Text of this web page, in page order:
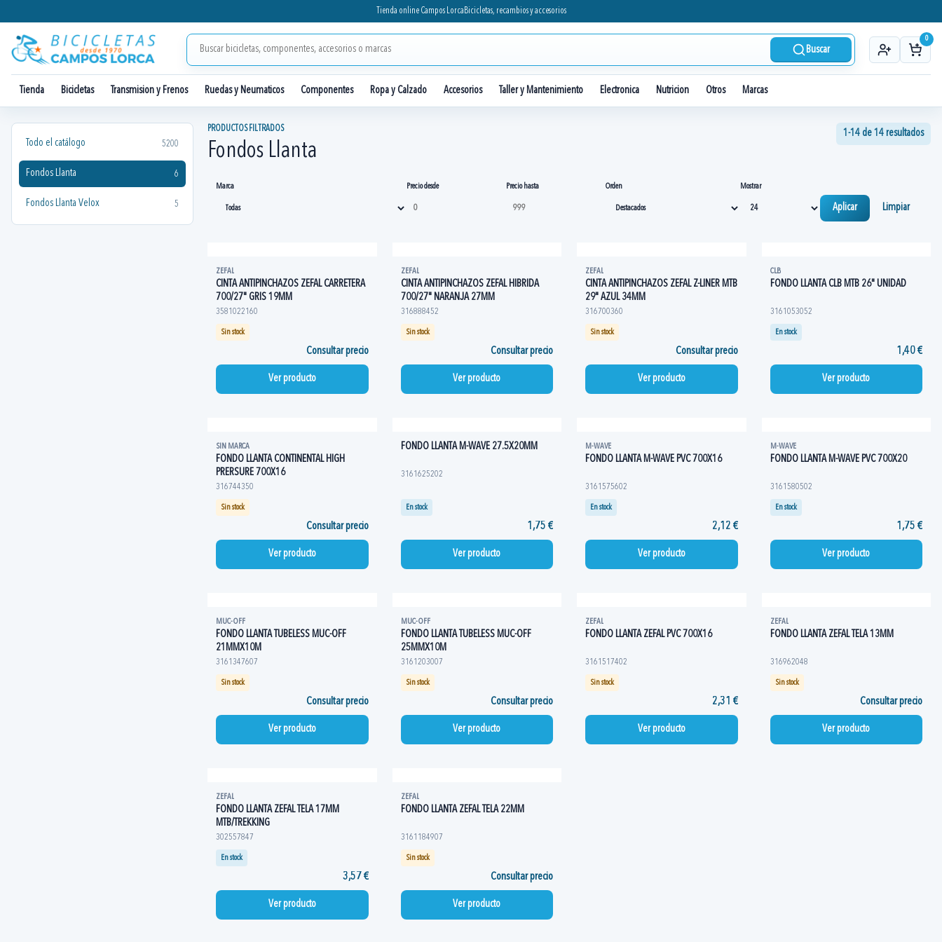
Tienda online Campos Lorca Bicicletas, recambios y accesorios
Buscar
0
Tienda Bicicletas Transmision y Frenos Ruedas y Neumaticos Componentes Ropa y Calzado Accesorios Taller y Mantenimiento Electronica Nutricion Otros Marcas
Todo el catálogo 5200
Fondos Llanta 6
Fondos Llanta Velox 5
PRODUCTOS FILTRADOS
Fondos Llanta
1-14 de 14 resultados
Marca Precio desde Precio hasta Orden Mostrar
Aplicar Limpiar
ZEFAL
CINTA ANTIPINCHAZOS ZEFAL CARRETERA
700/27" GRIS 19MM
3581022160
Sin stock
Consultar precio
Ver producto
ZEFAL
CINTA ANTIPINCHAZOS ZEFAL HIBRIDA
700/27" NARANJA 27MM
316888452
Sin stock
Consultar precio
Ver producto
ZEFAL
CINTA ANTIPINCHAZOS ZEFAL Z-LINER MTB
29" AZUL 34MM
316700360
Sin stock
Consultar precio
Ver producto
CLB
FONDO LLANTA CLB MTB 26" UNIDAD
3161053052
En stock
1,40 €
Ver producto
SIN MARCA
FONDO LLANTA CONTINENTAL HIGH
PRERSURE 700X16
316744350
Sin stock
Consultar precio
Ver producto
FONDO LLANTA M-WAVE 27.5X20MM
3161625202
En stock
1,75 €
Ver producto
M-WAVE
FONDO LLANTA M-WAVE PVC 700X16
3161575602
En stock
2,12 €
Ver producto
M-WAVE
FONDO LLANTA M-WAVE PVC 700X20
3161580502
En stock
1,75 €
Ver producto
MUC-OFF
FONDO LLANTA TUBELESS MUC-OFF
21MMX10M
3161347607
Sin stock
Consultar precio
Ver producto
MUC-OFF
FONDO LLANTA TUBELESS MUC-OFF
25MMX10M
3161203007
Sin stock
Consultar precio
Ver producto
ZEFAL
FONDO LLANTA ZEFAL PVC 700X16
3161517402
Sin stock
2,31 €
Ver producto
ZEFAL
FONDO LLANTA ZEFAL TELA 13MM
316962048
Sin stock
Consultar precio
Ver producto
ZEFAL
FONDO LLANTA ZEFAL TELA 17MM
MTB/TREKKING
302557847
En stock
3,57 €
Ver producto
ZEFAL
FONDO LLANTA ZEFAL TELA 22MM
3161184907
Sin stock
Consultar precio
Ver producto